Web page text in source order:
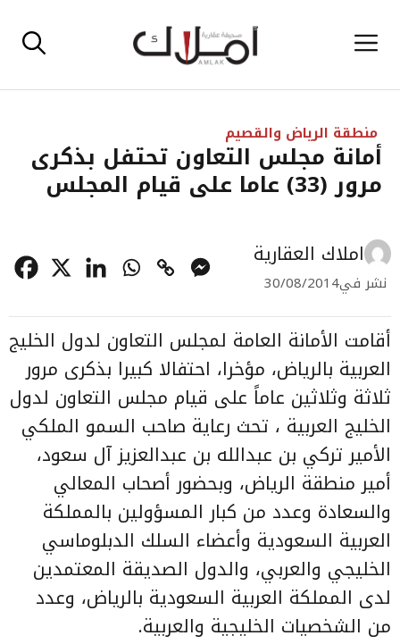
إلى القائمة
منطقة الرياض والقصيم
أمانة مجلس التعاون تحتفل بذكرى
مرور (33) عاما على قيام المجلس
املاك العقارية
نشر في30/08/2014
أقامت الأمانة العامة لمجلس التعاون لدول الخليج
العربية بالرياض، مؤخرا، احتفالا كبيرا بذكرى مرور
ثلاثة وثلاثين عاماً على قيام مجلس التعاون لدول
الخليج العربية ، تحث رعاية صاحب السمو الملكي
الأمير تركي بن عبدالله بن عبدالعزيز آل سعود،
أمير منطقة الرياض، وبحضور أصحاب المعالي
والسعادة وعدد من كبار المسؤولين بالمملكة
العربية السعودية وأعضاء السلك الدبلوماسي
الخليجي والعربي، والدول الصديقة المعتمدين
لدى المملكة العربية السعودية بالرياض، وعدد
من الشخصيات الخليجية والعربية.